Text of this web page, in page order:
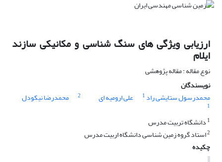
ارزیابی ویژگی های سنگ شناسی و مکانیکی سازند
ایلام
نوع مقاله : مقاله پژوهشی
نویسندگان
محمدرسول ستایشی راد 1 علی ارومیه ای 2 محمدرضا نیکودل
1
1 دانشگاه تربیت مدرس
2استاد گروه زمین شناسی دانشگاه اربیت مدرس
چکیده